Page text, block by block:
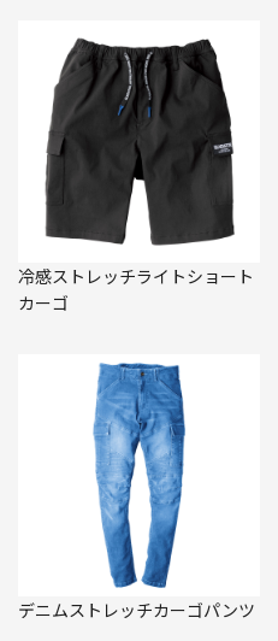
冷感ストレッチライトショート
カーゴ
デニムストレッチカーゴパンツ